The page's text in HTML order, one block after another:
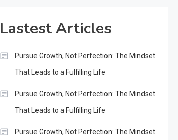
Lastest Articles
Pursue Growth, Not Perfection: The Mindset
That Leads to a Fulfilling Life
Pursue Growth, Not Perfection: The Mindset
That Leads to a Fulfilling Life
Pursue Growth, Not Perfection: The Mindset